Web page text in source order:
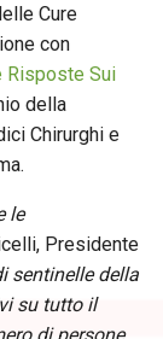
Cure
con
Risposte Sui
della
Chirurghi e
le
Presidente
sentinelle della
su tutto il
di persone